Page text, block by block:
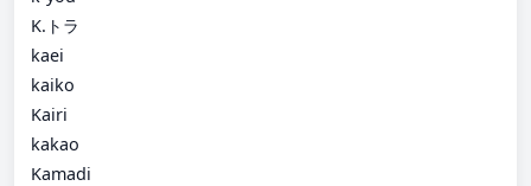
K.トラ
kaei
kaiko
Kairi
kakao
Kamadi